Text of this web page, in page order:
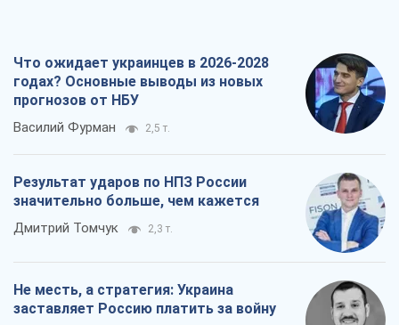
Что ожидает украинцев в 2026-2028
годах? Основные выводы из новых
прогнозов от НБУ
Василий Фурман 2,5 т.
Результат ударов по НПЗ России
значительно больше, чем кажется
Дмитрий Томчук 2,3 т.
Не месть, а стратегия: Украина
заставляет Россию платить за войну